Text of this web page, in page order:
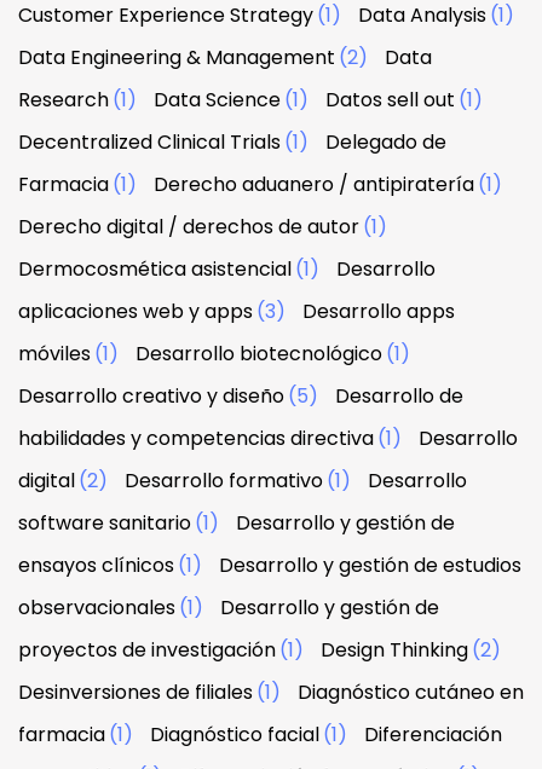
Customer Experience Strategy(1) Data Analysis(1)
Data Engineering & Management (2)
Data
Research(1) Data Science(1) Datos sell out (1)
Decentralized Clinical Trials(1)
Delegado de
Farmacia(1) Derecho aduanero / antipiratería(1)
Derecho digital / derechos de autor(1)
Dermocosmética asistencial(1)
Desarrollo
aplicaciones web y apps(3)
Desarrollo apps
móviles(1) Desarrollo biotecnológico(1)
Desarrollo creativo y diseño(5)
Desarrollo de
habilidades y competencias directiva(1)
Desarrollo
digital(2) Desarrollo formativo(1)
Desarrollo
software sanitario(1)
Desarrollo y gestión de
ensayos clínicos(1)
Desarrollo y gestión de estudios
observacionales(1)
Desarrollo y gestión de
proyectos de investigación(1) Design Thinking(2)
Desinversiones de filiales(1)
Diagnóstico cutáneo en
farmacia(1) Diagnóstico facial(1)
Diferenciación